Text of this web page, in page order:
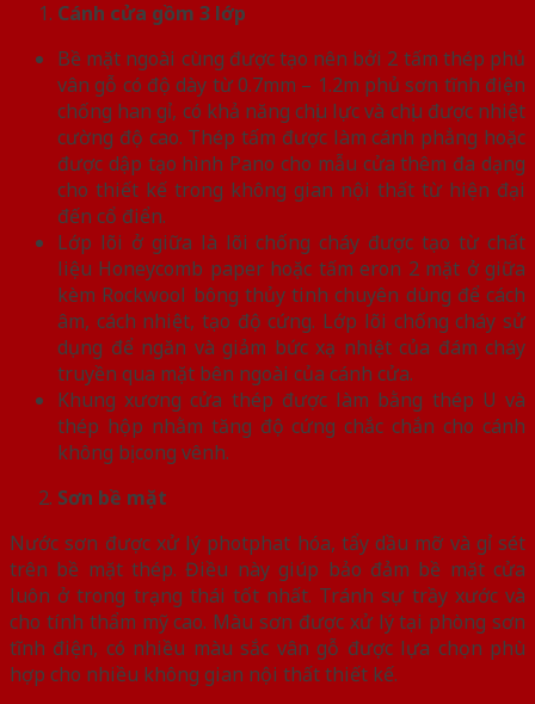
Cánh cửa gồm 3 lớp
Bề mặt ngoài cùng được tạo nên bởi 2 tấm thép phủ
vân gỗ có độ dày từ 0.7mm – 1.2m phủ sơn tĩnh điện
chống han gỉ, có khả năng chịu lực và chịu được nhiệt
cường độ cao. Thép tấm được làm cánh phẳng hoặc
được dập tạo hình Pano cho mẫu cửa thêm đa dạng
cho thiết kế trong không gian nội thất từ hiện đại
đến cổ điển.
Lớp lõi ở giữa là lõi chống cháy được tạo từ chất
liệu Honeycomb paper hoặc tấm eron 2 mặt ở giữa
kèm Rockwool bông thủy tinh chuyên dùng để cách
âm, cách nhiệt, tạo độ cứng. Lớp lõi chống cháy sử
dụng để ngăn và giảm bức xạ nhiệt của đám cháy
truyền qua mặt bên ngoài của cánh cửa.
Khung xương cửa thép được làm bằng thép U và
thép hộp nhằm tăng độ cứng chắc chắn cho cánh
không bị cong vênh.
Sơn bề mặt
Nước sơn được xử lý photphat hóa, tẩy dầu mỡ và gỉ sét
trên bề mặt thép. Điều này giúp bảo đảm bề mặt cửa
luôn ở trong trạng thái tốt nhất. Tránh sự trầy xước và
cho tính thẩm mỹ cao. Màu sơn được xử lý tại phòng sơn
tĩnh điện, có nhiều màu sắc vân gỗ được lựa chọn phù
hợp cho nhiều không gian nội thất thiết kế.